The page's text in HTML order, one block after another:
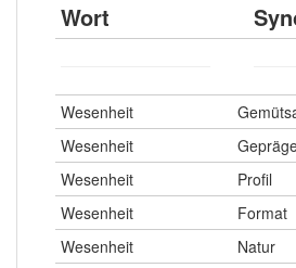
Wort
Wesenheit
Wesenheit
Wesenheit
Profil
Wesenheit
Format
Wesenheit
Natur